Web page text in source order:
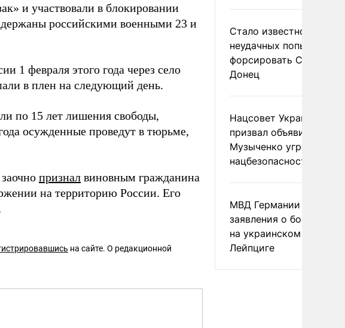
и участвовали в блокировании
российскими военными 23 и
1 февраля этого года через село
в плен на следующий день.
по 15 лет лишения свободы,
осужденные проведут в тюрьме,
признал виновным гражданина
на территорию России. Его
на сайте. О редакционной
Стало известно о
неудачных попытках
форсировать
Донец
Нацсовет Украины по
призвал объявить
Музыченко угрозой
нацбезопасности
МВД Германии отвергло
заявления о
на украинском
Лейпциге